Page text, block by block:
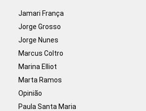
Jamari França
Jorge Grosso
Jorge Nunes
Marcus Coltro
Marina Elliot
Marta Ramos
Opinião
Paula Santa Maria